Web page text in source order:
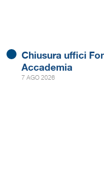
Chiusura uffici
Accademia
7 AGO 2026